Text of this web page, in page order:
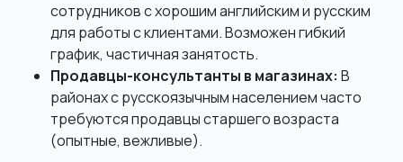
сотрудников с хорошим английским и русским
для работы с клиентами. Возможен гибкий
график, частичная занятость.
Продавцы-консультанты в магазинах: В
районах с русскоязычным населением часто
требуются продавцы старшего возраста
(опытные, вежливые).